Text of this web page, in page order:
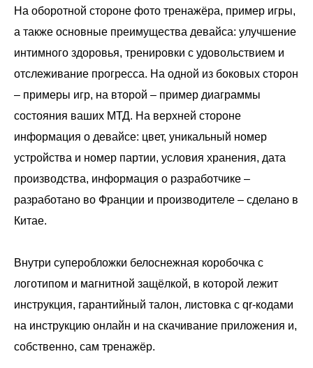
На оборотной стороне фото тренажёра, пример игры,
а также основные преимущества девайса: улучшение
интимного здоровья, тренировки с удовольствием и
отслеживание прогресса. На одной из боковых сторон
– примеры игр, на второй – пример диаграммы
состояния ваших МТД. На верхней стороне
информация о девайсе: цвет, уникальный номер
устройства и номер партии, условия хранения, дата
производства, информация о разработчике –
разработано во Франции и производителе – сделано в
Китае.
Внутри суперобложки белоснежная коробочка с
логотипом и магнитной защёлкой, в которой лежит
инструкция, гарантийный талон, листовка с qr-кодами
на инструкцию онлайн и на скачивание приложения и,
собственно, сам тренажёр.